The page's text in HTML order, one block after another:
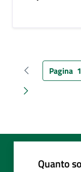
PaginaPagina 1
Pagina
Quanto